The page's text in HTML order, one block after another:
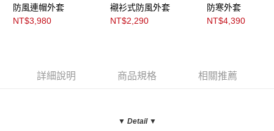
防風連帽外套
NT$3,980
襯衫式防風外套
NT$2,290
防寒外套
NT$4,390
詳細說明 商品規格 相關推薦
▼ Detail ▼